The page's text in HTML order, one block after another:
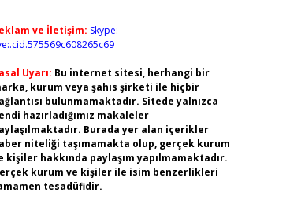
ve İletişim: Skype:
Uyarı: Bu internet sitesi, herhangi bir
kurum veya şahıs şirketi ile hiçbir
bulunmamaktadır. Sitede yalnızca
hazırladığımız makaleler
Burada yer alan içerikler
niteliği taşımamakta olup, gerçek kurum
kişiler hakkında paylaşım yapılmamaktadır.
kurum ve kişiler ile isim benzerlikleri
tesadüfidir.